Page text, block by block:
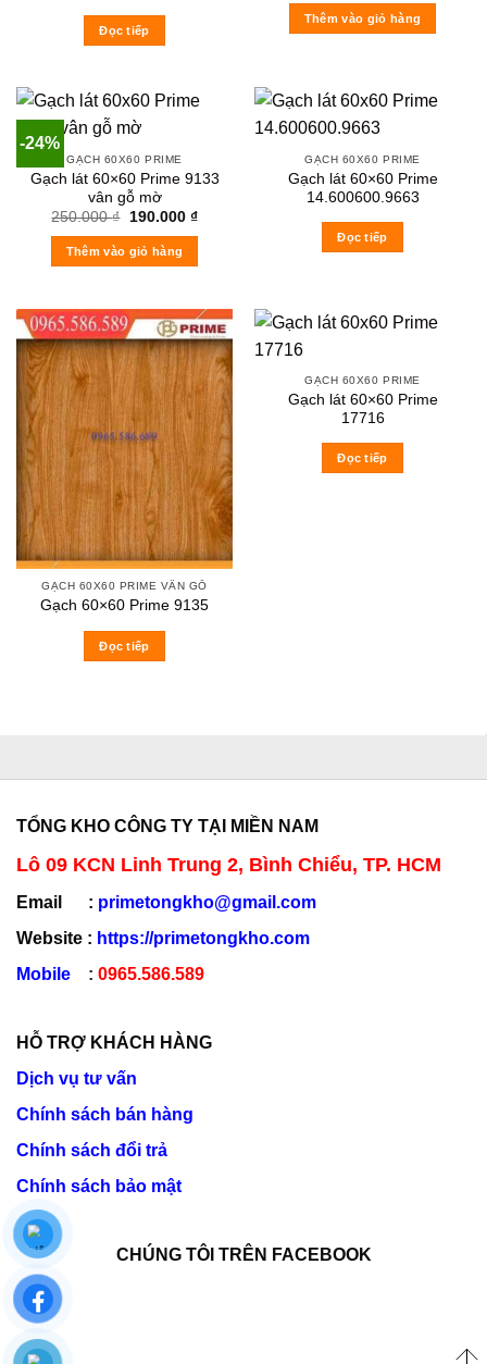
Đọc tiếp
was:
250.000 ₫.
Thêm vào giỏ hàng
-24%
GẠCH 60X60 PRIME
Gạch lát 60×60 Prime 9133
vân gỗ mờ
250.000₫
Original
was:
250.000 ₫.
190.000 ₫Current
Thêm vào giỏ hàng
GẠCH 60X60 PRIME
Gạch lát 60×60 Prime
14.600600.9663
Đọc tiếp
GẠCH 60X60 PRIME VÂN GỖ
Gạch 60×60 Prime 9135
Đọc tiếp
GẠCH 60X60 PRIME
Gạch lát 60×60 Prime
17716
Đọc tiếp
TỔNG KHO CÔNG TY TẠI MIỀN NAM
Lô 09 KCN Linh Trung 2, Bình Chiểu, TP. HCM
Email : primetongkho@gmail.com
Website : https://primetongkho.com
Mobile : 0965.586.589
HỖ TRỢ KHÁCH HÀNG
Dịch vụ tư vấn
Chính sách bán hàng
Chính sách đổi trả
Chính sách bảo mật
CHÚNG TÔI TRÊN FACEBOOK